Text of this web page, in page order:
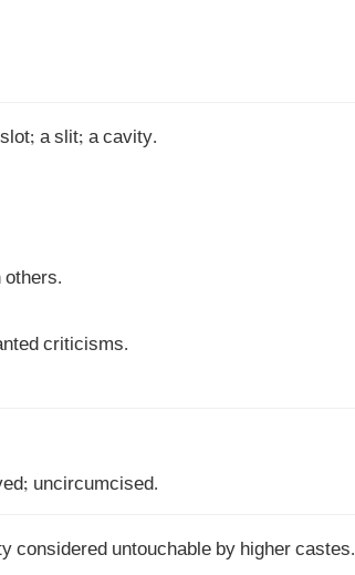
a slit; a cavity.
uncircumcised.
considered untouchable by higher castes.